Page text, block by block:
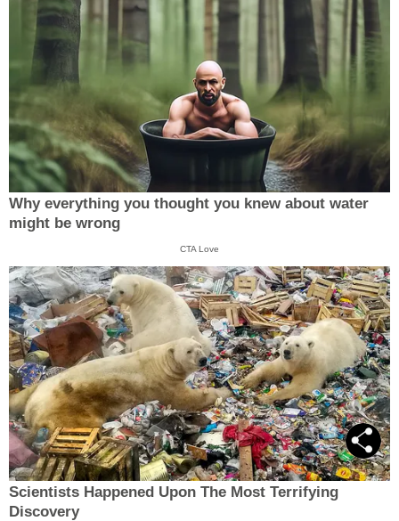
Why everything you thought you knew about water
might be wrong
CTA Love
Scientists Happened Upon The Most Terrifying
Discovery